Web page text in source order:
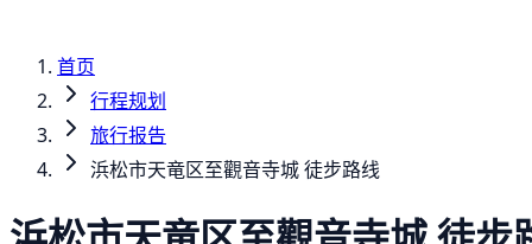
首页
行程规划
旅行报告
浜松市天竜区至觀音寺城 徒步路线